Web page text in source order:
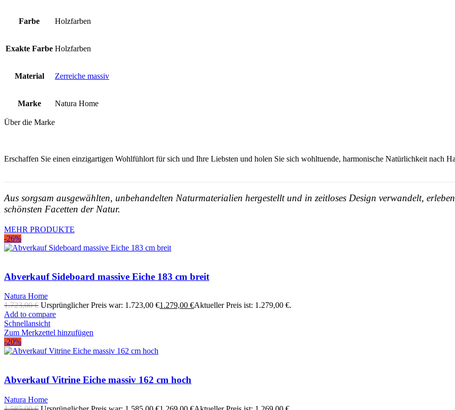
Farbe Holzfarben
Exakte Farbe Holzfarben
Material Zerreiche massiv
Marke Natura Home
Über die Marke
Erschaffen Sie einen einzigartigen Wohlfühlort für sich und Ihre Liebsten und holen Sie sich wohltuende, harmonische Natürlichkeit nach
Aus sorgsam ausgewählten, unbehandelten Naturmaterialien hergestellt und in zeitloses Design verwandelt,
schönsten Facetten der Natur.
MEHR PRODUKTE
-26%
Abverkauf Sideboard massive Eiche 183 cm breit
Natura Home
1.723,00€ Ursprünglicher Preis war: 1.723,00 €1.279,00 €Aktueller Preis ist: 1.279,00 €.
Add to compare
Schnellansicht
Zum Merkzettel hinzufügen
-20%
Abverkauf Vitrine Eiche massiv 162 cm hoch
Natura Home